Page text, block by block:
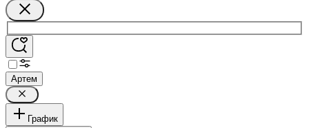
Артем
График